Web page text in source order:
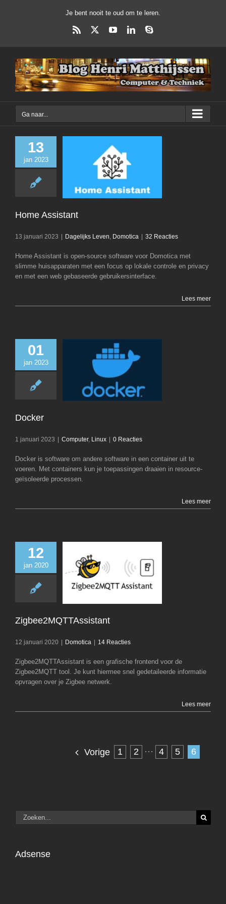
Je bent nooit te oud om te leren.
Rss YouTubeLinkedInSkype
Ga naar...
13
jan 2023
Home Assistant
13 januari 2023 | Dagelijks Leven Domotica | 32 Reacties
Home Assistant is open-source software voor Domotica met
slimme huisapparaten met een focus op lokale controle en privacy
en met een web gebaseerde gebruikersinterface.
Lees meer
01
jan 2023
Docker
1 januari 2023 | Computer, Linux | 0 Reacties
Docker is software om andere software in een container uit te
voeren. Met containers kun je toepassingen draaien in resource-
geïsoleerde processen.
Lees meer
12
jan 2020
Zigbee2MQTTAssistant
12 januari 2020 | Domotica | 14 Reacties
Zigbee2MQTTAssistant is een grafische frontend voor de
Zigbee2MQTT tool. Je kunt hiermee snel gedetaileerde informatie
opvragen over je Zigbee netwerk.
Lees meer
Vorige 1 2 ··· 4 5 6
Zoeken
naar:
Adsense